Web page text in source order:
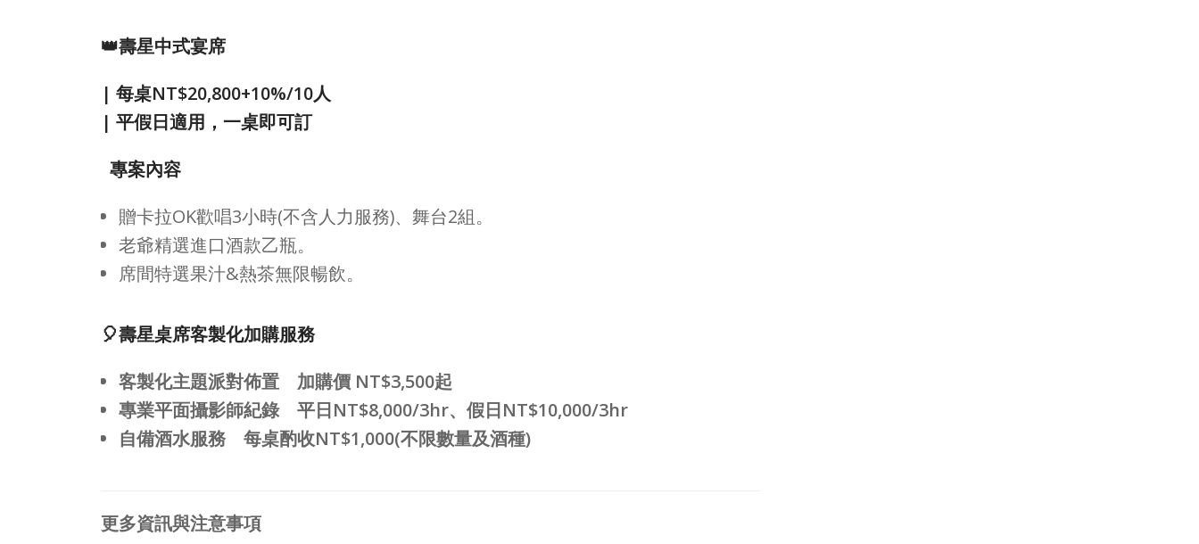
👑壽星中式宴席
| 每桌NT$20,800+10%/10人
| 平假日適用，一桌即可訂
專案內容
贈卡拉OK歡唱3小時(不含人力服務)、舞台2組。
老爺精選進口酒款乙瓶。
席間特選果汁&熱茶無限暢飲。
🎈壽星桌席客製化加購服務
客製化主題派對佈置 加購價 NT$3,500起
專業平面攝影師紀錄 平日NT$8,000/3hr、假日NT$10,000/3hr
自備酒水服務 每桌酌收NT$1,000(不限數量及酒種)
更多資訊與注意事項